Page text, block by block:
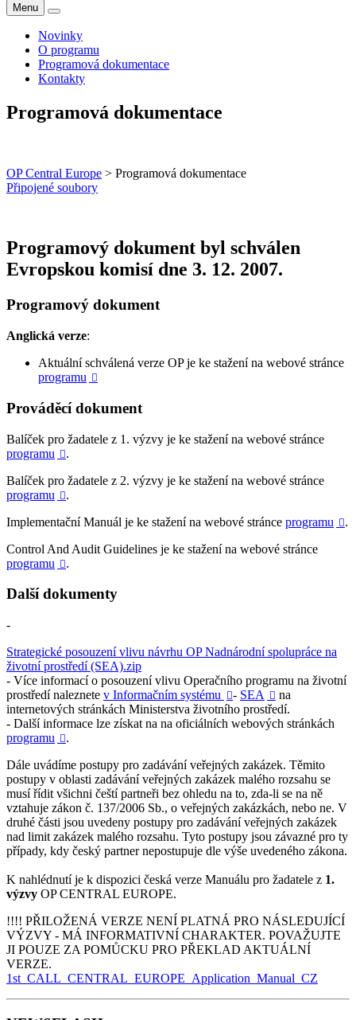
Menu
Novinky
O programu
Programová dokumentace
Kontakty
Programová dokumentace
OP Central Europe > Programová dokumentace
Připojené soubory
Programový dokument byl schválen
Evropskou komisí dne 3. 12. 2007.
Programový dokument
Anglická verze:
Aktuální schválená verze OP je ke stažení na webové stránce
programu 
Prováděcí dokument
Balíček pro žadatele z 1. výzvy je ke stažení na webové stránce
programu .
Balíček pro žadatele z 2. výzvy je ke stažení na webové stránce
programu .
Implementační Manuál je ke stažení na webové stránce programu .
Control And Audit Guidelines je ke stažení na webové stránce
programu .
Další dokumenty
-
Strategické posouzení vlivu návrhu OP Nadnárodní spolupráce na
životní prostředí (SEA).zip
- Více informací o posouzení vlivu Operačního programu na životní
prostředí naleznete v Informačním systému - SEA  na
internetových stránkách Ministerstva životního prostředí.
- Další informace lze získat na na oficiálních webových stránkách
programu .
Dále uvádíme postupy pro zadávání veřejných zakázek. Těmito
postupy v oblasti zadávání veřejných zakázek malého rozsahu se
musí řídit všichni čeští partneři bez ohledu na to, zda-li se na ně
vztahuje zákon č. 137/2006 Sb., o veřejných zakázkách, nebo ne. V
druhé části jsou uvedeny postupy pro zadávání veřejných zakázek
nad limit zakázek malého rozsahu. Tyto postupy jsou závazné pro ty
případy, kdy český partner nepostupuje dle výše uvedeného zákona.
K nahlédnutí je k dispozici česká verze Manuálu pro žadatele z 1.
výzvy OP CENTRAL EUROPE.
!!!! PŘILOŽENÁ VERZE NENÍ PLATNÁ PRO NÁSLEDUJÍCÍ
VÝZVY - MÁ INFORMATIVNÍ CHARAKTER. POVAŽUJTE
JI POUZE ZA POMŮCKU PRO PŘEKLAD AKTUÁLNÍ
VERZE.
1st_CALL_CENTRAL_EUROPE_Application_Manual_CZ